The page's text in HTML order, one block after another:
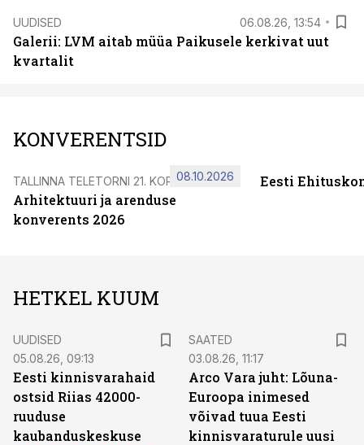
UUDISED 06.08.26, 13:54
Galerii: LVM aitab müüa Paikusele kerkivat uut
kvartalit
KONVERENTSID
TALLINNA TELETORNI 21. KORRUSEL
Arhitektuuri ja arenduse
konverents 2026
08.10.2026 Eesti
HETKEL KUUM
UUDISED
05.08.26, 09:13
Eesti kinnisvarahaid
ostsid Riias 42000-
ruuduse
kaubanduskeskuse
SAATED
03.08.26, 11:17
Arco Vara juht: Lõuna-
Euroopa inimesed
võivad tuua Eesti
kinnisvaraturule uusi